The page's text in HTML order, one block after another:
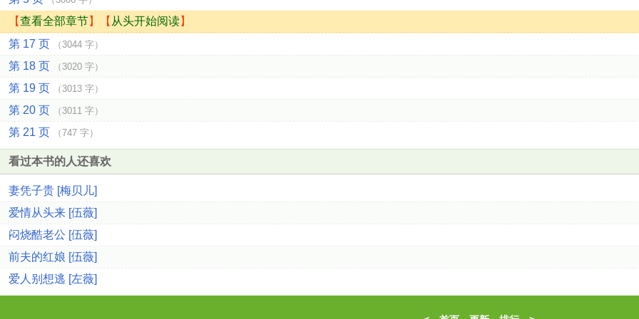
【查看全部章节】【 从头开始阅读】
第 17 页
（3044 字）
第 18 页 （3020 字）
第 19 页 （3013 字）
第 20 页 （3011 字）
第 21 页 （747 字）
看过本书的人还喜欢
妻凭子贵 [梅贝儿]
爱情从头来 [伍薇]
闷烧酷老公 [伍薇]
前夫的红娘 [伍薇]
爱人别想逃 [左薇]